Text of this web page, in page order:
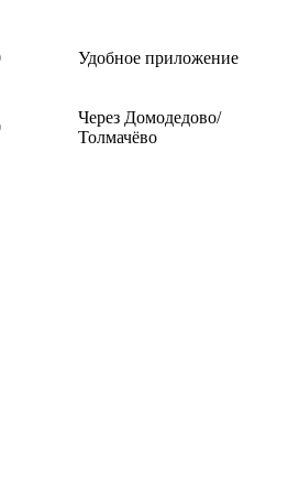
Удобное приложение
Через Домодедово/
Толмачёво